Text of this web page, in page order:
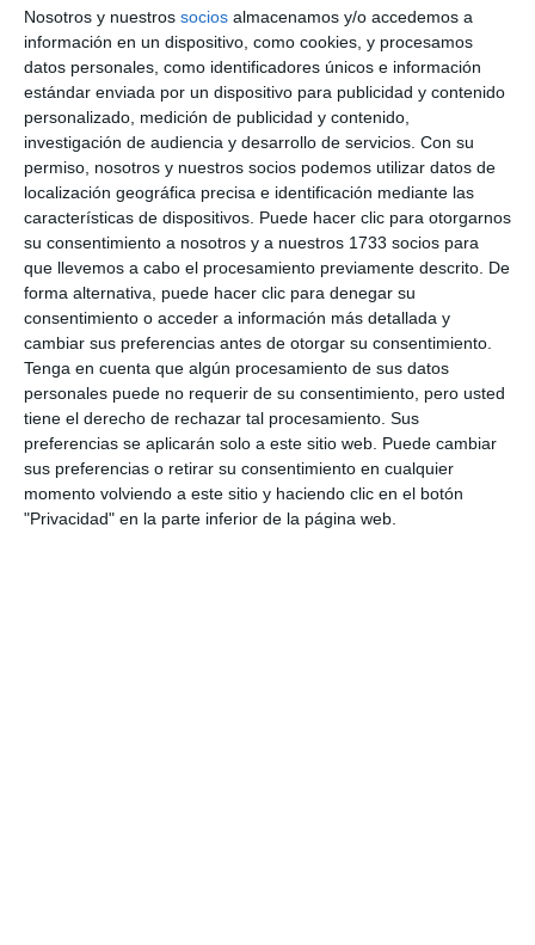
Nosotros y nuestros socios almacenamos y/o accedemos a
información en un dispositivo, como cookies, y procesamos
datos personales, como identificadores únicos e información
estándar enviada por un dispositivo para publicidad y contenido
personalizado, medición de publicidad y contenido,
investigación de audiencia y desarrollo de servicios. Con su
permiso, nosotros y nuestros socios podemos utilizar datos de
localización geográfica precisa e identificación mediante las
características de dispositivos. Puede hacer clic para otorgarnos
su consentimiento a nosotros y a nuestros 1733 socios para
que llevemos a cabo el procesamiento previamente descrito. De
forma alternativa, puede hacer clic para denegar su
consentimiento o acceder a información más detallada y
cambiar sus preferencias antes de otorgar su consentimiento.
Tenga en cuenta que algún procesamiento de sus datos
personales puede no requerir de su consentimiento, pero usted
tiene el derecho de rechazar tal procesamiento. Sus
preferencias se aplicarán solo a este sitio web. Puede cambiar
sus preferencias o retirar su consentimiento en cualquier
momento volviendo a este sitio y haciendo clic en el botón
"Privacidad" en la parte inferior de la página web.
Mijas apoya un manifiesto
nacional sobre la atención a las
personas con discapacidad
Adimi, 25 años mirando por el
futuro de los hijos
ACTUALIDAD
Presentan en Mijas dos nuevas
acciones formativas dirigidas a
personas con discapacidad
ACTUALIDAD
Ana Mata recibe al nadador
Javier Labrador, Premio Mejor
Deportista con Discapacidad